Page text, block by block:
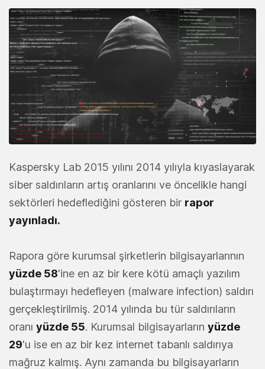
Kaspersky Lab 2015 yılını 2014 yılıyla kıyaslayarak
siber saldırıların artış oranlarını ve öncelikle hangi
sektörleri hedeflediğini gösteren bir rapor
yayınladı.
Rapora göre kurumsal şirketlerin bilgisayarlarının
yüzde 58'ine en az bir kere kötü amaçlı yazılım
bulaştırmayı hedefleyen (malware infection) saldırı
gerçekleştirilmiş. 2014 yılında bu tür saldırıların
oranı yüzde 55. Kurumsal bilgisayarların yüzde
29'u ise en az bir kez internet tabanlı saldırıya
mağruz kalmış. Aynı zamanda bu bilgisayarların